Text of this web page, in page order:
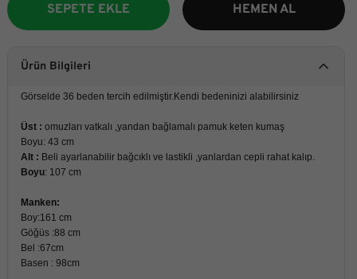
SEPETE EKLE HEMEN AL
Ürün Bilgileri
Görselde 36 beden tercih edilmiştir.Kendi bedeninizi alabilirsiniz
Üst : omuzları vatkalı ,yandan bağlamalı pamuk keten kumaş
Boyu: 43 cm
Alt : Beli ayarlanabilir bağcıklı ve lastikli ,yanlardan cepli rahat kalıp.
Boyu: 107 cm
Manken:
Boy:161 cm
Göğüs :88 cm
Bel :67cm
Basen : 98cm